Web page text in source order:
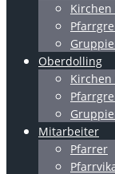
Kirchen
Oberdolling
Mitarbeiter
Pfarrer